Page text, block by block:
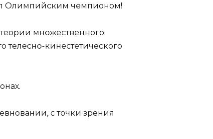
Олимпийским чемпионом!
множественного
телесно-кинестетического
с точки зрения